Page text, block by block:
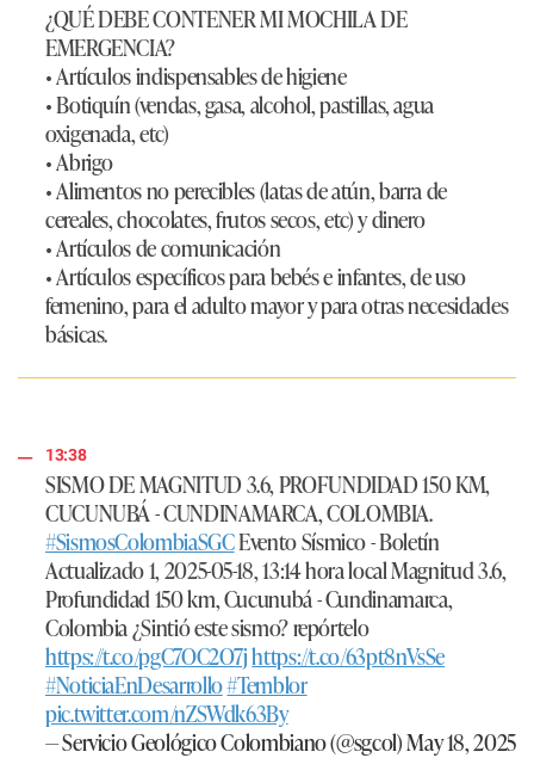
¿QUÉ DEBE CONTENER MI MOCHILA DE
EMERGENCIA?
• Artículos indispensables de higiene
• Botiquín (vendas, gasa, alcohol, pastillas, agua
oxigenada, etc)
• Abrigo
• Alimentos no perecibles (latas de atún, barra de
cereales, chocolates, frutos secos, etc) y dinero
• Artículos de comunicación
• Artículos específicos para bebés e infantes, de uso
femenino, para el adulto mayor y para otras necesidades
básicas.
13:38
SISMO DE MAGNITUD 3.6, PROFUNDIDAD 150 KM,
CUCUNUBÁ - CUNDINAMARCA, COLOMBIA.
#SismosColombiaSGCEvento Sísmico - Boletín
Actualizado 1, 2025-05-18, 13:14 hora local Magnitud 3.6,
Profundidad 150 km, Cucunubá - Cundinamarca,
Colombia ¿Sintió este sismo? repórtelo
https://t.co/pgC7OC2O7jhttps://t.co/63pt8nVsSe
#NoticiaEnDesarrollo#Temblor
pic.twitter.com/nZSWdk63By
— Servicio Geológico Colombiano (@sgcol)May 18, 2025